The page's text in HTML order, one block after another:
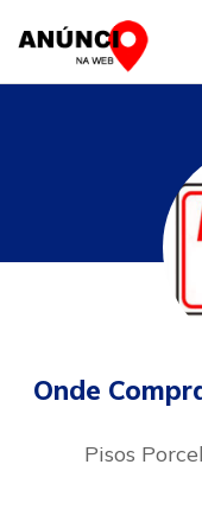
Onde
Pisos